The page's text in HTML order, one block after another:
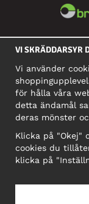
Org:
OBS!
VI SKRÄDDARSYR
Vi använder
för hålla våra
detta ändamål
deras mönster
Klicka på "Okej"
cookies du
klicka på